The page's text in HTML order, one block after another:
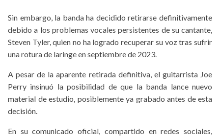
Sin embargo, la banda ha decidido retirarse definitivamente
debido a los problemas vocales persistentes de su cantante,
Steven Tyler, quien no ha logrado recuperar su voz tras sufrir
una rotura de laringe en septiembre de 2023.
A pesar de la aparente retirada definitiva, el guitarrista Joe
Perry insinuó la posibilidad de que la banda lance nuevo
material de estudio, posiblemente ya grabado antes de esta
decisión.
En su comunicado oficial, compartido en redes sociales,